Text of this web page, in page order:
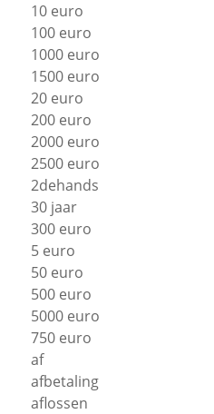
10 euro
100 euro
1000 euro
1500 euro
20 euro
200 euro
2000 euro
2500 euro
2dehands
30 jaar
300 euro
5 euro
50 euro
500 euro
5000 euro
750 euro
af
afbetaling
aflossen